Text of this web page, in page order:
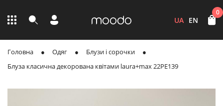
UA EN
0
Головна Одяг
Блузи і сорочки
Блуза класична декорована квітами laura+max 22PE139